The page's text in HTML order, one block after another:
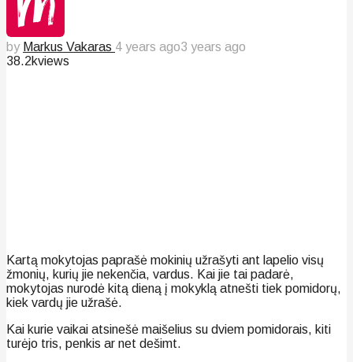
by Markus Vakaras 4 years ago3 years ago
38.2kviews
Kartą mokytojas paprašė mokinių užrašyti ant lapelio visų
žmonių, kurių jie nekenčia, vardus. Kai jie tai padarė,
mokytojas nurodė kitą dieną į mokyklą atnešti tiek pomidorų,
kiek vardų jie užrašė.
Kai kurie vaikai atsinešė maišelius su dviem pomidorais, kiti
turėjo tris, penkis ar net dešimt.